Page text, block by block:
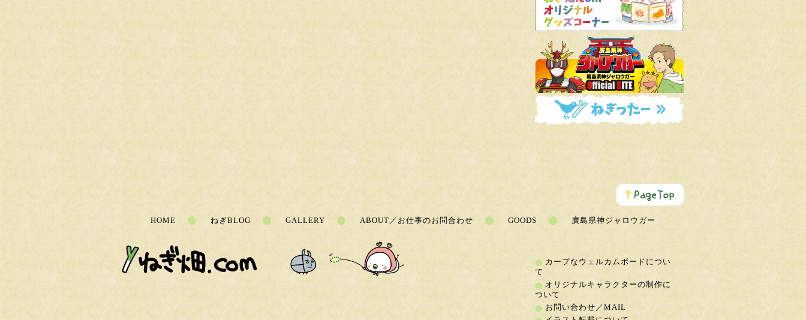
こ
ペ
ー
ジ
の
ト
プ
へ
HOME ねぎBLOG GALLERY ABOUT／お仕事のお問合わせ GOODS 廣島県神ジャロウガー
カープなウェルカムボードについ
て
オリジナルキャラクターの制作に
ついて
お問い合わせ／MAIL